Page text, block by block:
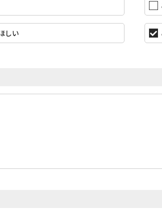
しい